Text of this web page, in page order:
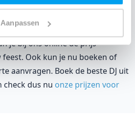
Aanpassen
kost.
was nog nooit zo
je bij ons online de prijs
Ook kun je nu boeken of
aanvragen. Boek de beste DJ uit
check dus nu onze prijzen voor